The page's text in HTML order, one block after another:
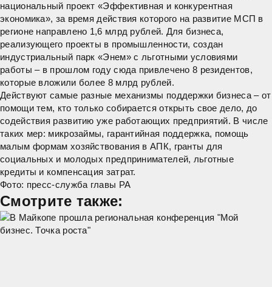
национальный проект «Эффективная и конкурентная
экономика», за время действия которого на развитие МСП в
регионе направлено 1,6 млрд рублей. Для бизнеса,
реализующего проекты в промышленности, создан
индустриальный парк «Энем» с льготными условиями
работы – в прошлом году сюда привлечено 8 резидентов,
которые вложили более 8 млрд рублей.
Действуют самые разные механизмы поддержки бизнеса – от
помощи тем, кто только собирается открыть свое дело, до
содействия развитию уже работающих предприятий. В числе
таких мер: микрозаймы, гарантийная поддержка, помощь
малым формам хозяйствования в АПК, гранты для
социальных и молодых предпринимателей, льготные
кредиты и компенсация затрат.
Фото: пресс-служба главы РА
Смотрите также: